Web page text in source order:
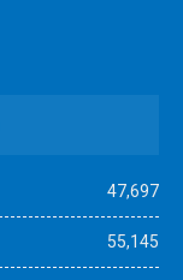
47,697
55,145